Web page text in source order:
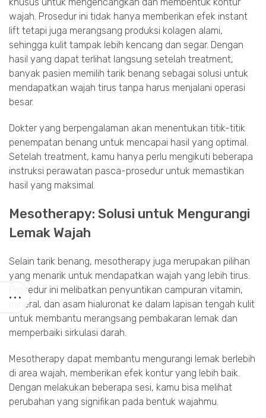
wajah. Prosedur ini tidak hanya memberikan efek instant
lift tetapi juga merangsang produksi kolagen alami,
sehingga kulit tampak lebih kencang dan segar. Dengan
hasil yang dapat terlihat langsung setelah treatment,
banyak pasien memilih tarik benang sebagai solusi untuk
mendapatkan wajah tirus tanpa harus menjalani operasi
besar.
Dokter yang berpengalaman akan menentukan titik-titik
penempatan benang untuk mencapai hasil yang optimal.
Setelah treatment, kamu hanya perlu mengikuti beberapa
instruksi perawatan pasca-prosedur untuk memastikan
hasil yang maksimal.
Mesotherapy: Solusi untuk Mengurangi
Lemak Wajah
Selain tarik benang, mesotherapy juga merupakan pilihan
yang menarik untuk mendapatkan wajah yang lebih tirus.
Prosedur ini melibatkan penyuntikan campuran vitamin,
mineral, dan asam hialuronat ke dalam lapisan tengah kulit
untuk membantu merangsang pembakaran lemak dan
memperbaiki sirkulasi darah.
Mesotherapy dapat membantu mengurangi lemak berlebih
di area wajah, memberikan efek kontur yang lebih baik.
Dengan melakukan beberapa sesi, kamu bisa melihat
perubahan yang signifikan pada bentuk wajahmu.